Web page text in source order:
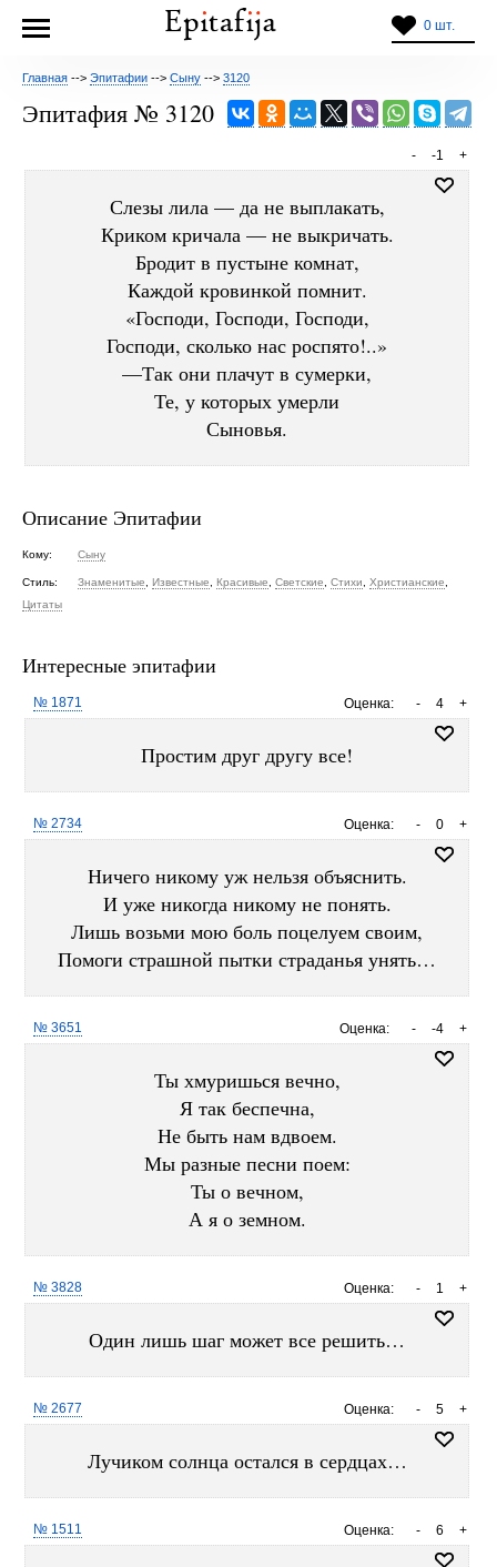
0 шт.
Главная --> Эпитафии --> Сыну --> 3120
Эпитафия № 3120
+
-1
-
Слезы лила — да не выплакать,
Криком кричала — не выкричать.
Бродит в пустыне комнат,
Каждой кровинкой помнит.
«Господи, Господи, Господи,
Господи, сколько нас роспято!..»
—Так они плачут в сумерки,
Те, у которых умерли
Сыновья.
Описание Эпитафии
Кому: Сыну
Стиль: Знаменитые Известные Красивые Светские Стихи Христианские
Цитаты
Интересные эпитафии
Оценка: +
4
-
№ 1871
Простим друг другу все!
Оценка: +
0
-
№ 2734
Ничего никому уж нельзя объяснить.
И уже никогда никому не понять.
Лишь возьми мою боль поцелуем своим,
Помоги страшной пытки страданья унять…
Оценка: +
-4
-
№ 3651
Ты хмуришься вечно,
Я так беспечна,
Не быть нам вдвоем.
Мы разные песни поем:
Ты о вечном,
А я о земном.
Оценка: +
1
-
№ 3828
Один лишь шаг может все решить…
Оценка: +
5
-
№ 2677
Лучиком солнца остался в сердцах…
Оценка: +
6
-
№ 1511